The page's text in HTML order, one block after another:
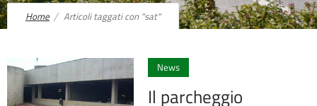
Home Articoli taggati con "sat"
News
Il parcheggio